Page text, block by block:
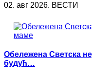
02. авг 2026. ВЕСТИ
Обележена Светска
будућ…